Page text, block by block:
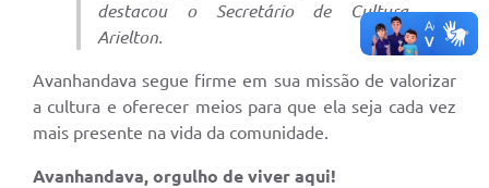
destacou o Secretário de Cultura,
Arielton.
Avanhandava segue firme em sua missão de valorizar
a cultura e oferecer meios para que ela seja cada vez
mais presente na vida da comunidade.
Avanhandava, orgulho de viver aqui!